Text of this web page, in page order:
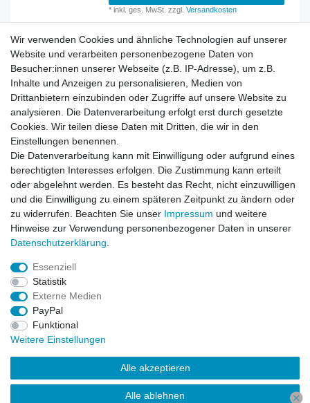
*inkl. ges. MwSt. zzgl.Versandkosten
Rechtliches
AGB
Widerrufsrecht
Impressum
Datenschutzerklärung
Service
Kontakt
Datenschutzerklärung
FAQ / Ratgeber
Kinderquad
E-Bikes / Pedelecs
Dirt Bike & Pocketbike
Quad & ATV
Kinderbuggy | Gokart
© Copyright 2026 | Alle Rechte vorbehalten.
Wir verwenden Cookies und ähnliche Technologien auf unserer
Website und verarbeiten personenbezogene Daten von
Besucher:innen unserer Webseite (z.B. IP-Adresse), um z.B.
Inhalte und Anzeigen zu personalisieren, Medien von
Drittanbietern einzubinden oder Zugriffe auf unsere Website zu
analysieren. Die Datenverarbeitung erfolgt erst durch gesetzte
Cookies. Wir teilen diese Daten mit Dritten, die wir in den
Einstellungen benennen.
Die Datenverarbeitung kann mit Einwilligung oder aufgrund eines
berechtigten Interesses erfolgen. Die Zustimmung kann erteilt
oder abgelehnt werden. Es besteht das Recht, nicht einzuwilligen
und die Einwilligung zu einem späteren Zeitpunkt zu ändern oder
zu widerrufen. Beachten Sie unser Impressum und weitere
Hinweise zur Verwendung personenbezogener Daten in unserer
Daten­schutz­erklärung
Essenziell
Statistik
Externe Medien
PayPal
Funktional
Weitere Einstellungen
Alle akzeptieren
Alle ablehnen